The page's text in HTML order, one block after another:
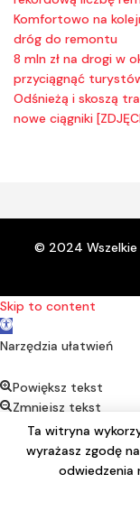
Komfortowo na
dróg do remontu
8 mln zł na drogi w
przyciągnąć
Odśnieżą i skoszą
nowe ciągniki
© 2024 Wszelkie
Ta witryna
wyrażasz zgodę
odwiedzenia
Skip to content
Open toolbar
Narzędzia ułatwień
Powiększ tekst
Zmniejsz tekst
Kontrast
Negatyw
Podkreśl linki